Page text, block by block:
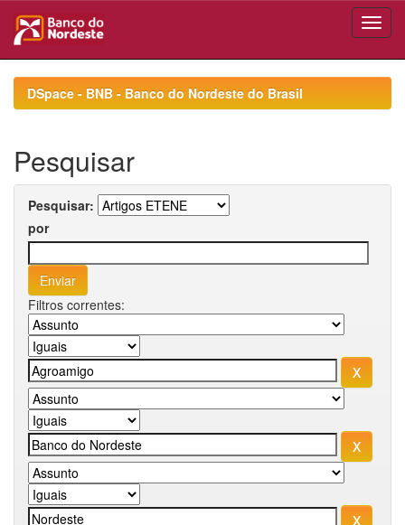
navigationDSpace - BNB - Banco do Nordeste do Brasil
Pesquisar
Pesquisar:
por
Filtros correntes: